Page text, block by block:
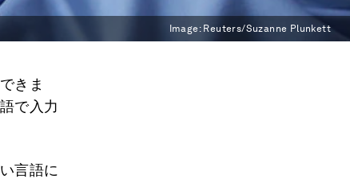
Image: Reuters/Suzanne Plunkett
きま
で入力
言語に